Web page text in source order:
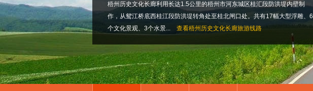
梧州历史文化长廊利用长达1.5公里的梧州市河东城区桂汇段防洪堤内壁制
作，从鸳江桥底西桂江段防洪堤转角处至桂北闸口处。共有17幅大型浮雕、6
个文化景观、3个水景...
查看梧州历史文化长廊旅游线路